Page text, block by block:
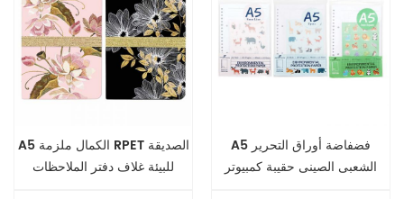
A5 الكمال ملزمة RPET الصديقة
للبيئة غلاف دفتر الملاحظات
A5 فضفاضة أوراق التحرير
الشعبى الصينى حقيبة كمبيوتر